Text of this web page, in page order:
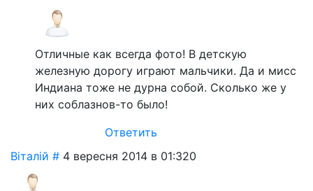
Отличные как всегда фото! В детскую
железную дорогу играют мальчики. Да и мисс
Индиана тоже не дурна собой. Сколько же у
них соблазнов-то было!
Ответить
Віталій # 4 вересня 2014 в 01:320